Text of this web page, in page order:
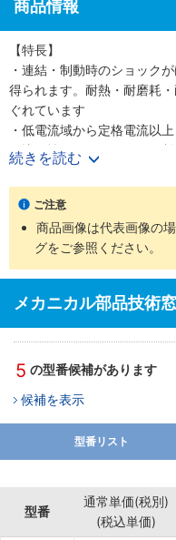
商品情報
【特長】
・連結・制動時のショック
得られます。耐熱・耐磨耗
ぐれています
・低電流域から定格電流以
に比例性があり、トルクの
・静摩擦トルクと動摩擦ト
性があります。また、ステ
トルクを発生します
・自己慣性が小さく効率的
が早く、高頻度の起動・停
・スリップトルク4Nmタイ
～40%減）に抑え、省電力化
・強制冷却形OPC-Aシリー
化を図り、許容スリップ工
の1トルクサイズ上を超える
・OPC-N形はOPC形に比べ
続きを読む
ご注意
商品画像は代表画像の
グをご参照ください。
メカニカル部品技術
5 の型番候補があります
候補を表示
型番リスト
型番
通常単価(税別)
(税込単価)